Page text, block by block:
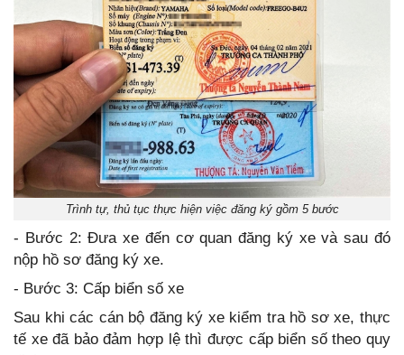
Trình tự, thủ tục thực hiện việc đăng ký gồm 5 bước
- Bước 2: Đưa xe đến cơ quan đăng ký xe và sau đó
nộp hồ sơ đăng ký xe.
- Bước 3: Cấp biển số xe
Sau khi các cán bộ đăng ký xe kiểm tra hồ sơ xe, thực
tế xe đã bảo đảm hợp lệ thì được cấp biển số theo quy